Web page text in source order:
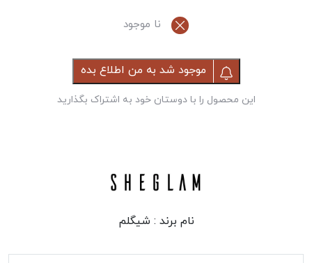
نا موجود
موجود شد به من اطلاع بده
این محصول را با دوستان خود به اشتراک بگذارید
نام برند : شیگلم